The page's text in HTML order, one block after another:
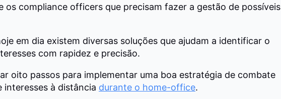
os compliance officers que precisam fazer a gestão de possíveis
em dia existem diversas soluções que ajudam a identificar o
com rapidez e precisão.
oito passos para implementar uma boa estratégia de combate
interesses à distância durante o home-office.